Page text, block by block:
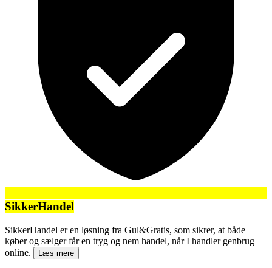
SikkerHandel
SikkerHandel er en løsning fra Gul&Gratis, som sikrer, at både
køber og sælger får en tryg og nem handel, når I handler genbrug
online.
Læs mere